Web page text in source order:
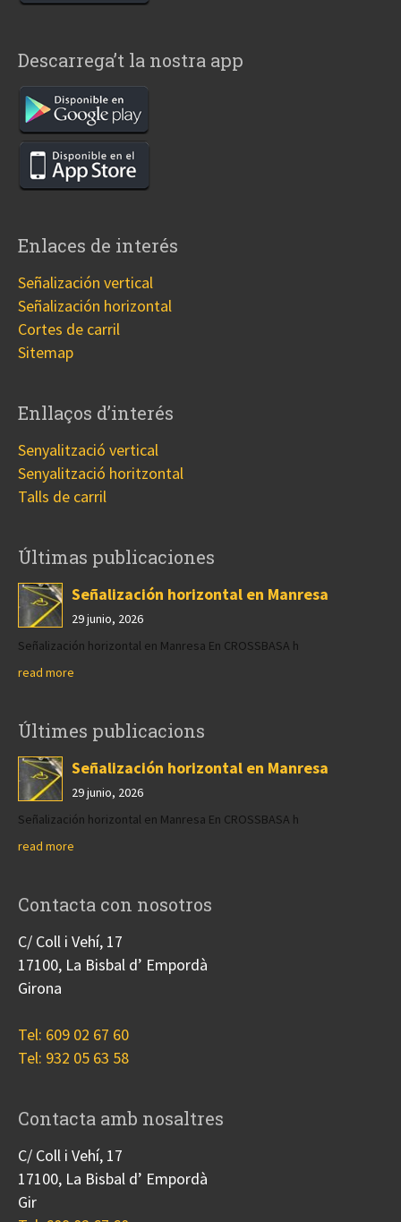
Descarrega’t la nostra app
Enlaces de interés
Señalización vertical
Señalización horizontal
Cortes de carril
Sitemap
Enllaços d’interés
Senyalització vertical
Senyalització horitzontal
Talls de carril
Últimas publicaciones
Señalización horizontal en Manresa
29 junio, 2026
Señalización horizontal en Manresa En CROSSBASA h
read more
Últimes publicacions
Señalización horizontal en Manresa
29 junio, 2026
Señalización horizontal en Manresa En CROSSBASA h
read more
Contacta con nosotros
C/ Coll i Vehí, 17
17100, La Bisbal d’ Empordà
Girona
Tel: 609 02 67 60
Tel: 932 05 63 58
Contacta amb nosaltres
C/ Coll i Vehí, 17
17100, La Bisbal d’ Empordà
Gir